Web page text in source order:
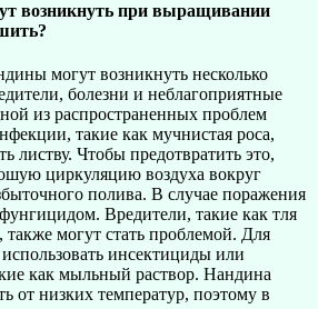
возникнуть при выращивании
могут возникнуть несколько
болезни и неблагоприятные
из распространенных проблем
такие как мучнистая роса,
листву. Чтобы предотвратить это,
циркуляцию воздуха вокруг
полива. В случае поражения
Вредители, такие как тля
могут стать проблемой. Для
инсектициды или
как мыльный раствор. Нандина
от низких температур, поэтому в